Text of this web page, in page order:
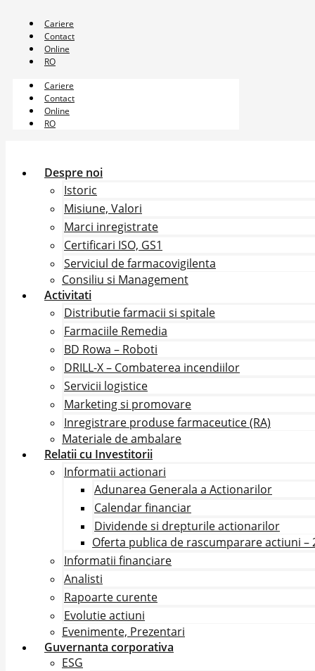
conținut
Cariere
Contact
Online
RO
Cariere
Contact
Online
RO
Despre noi
Istoric
Misiune, Valori
Marci inregistrate
Certificari ISO, GS1
Serviciul de farmacovigilenta
Consiliu si Management
Activitati
Distributie farmacii si spitale
Farmaciile Remedia
BD Rowa – Roboti
DRILL-X – Combaterea incendiilor
Servicii logistice
Marketing si promovare
Inregistrare produse farmaceutice (RA)
Materiale de ambalare
Relatii cu Investitorii
Informatii actionari
Adunarea Generala a Actionarilor
Calendar financiar
Dividende si drepturile actionarilor
Oferta publica de rascumparare actiuni –
Informatii financiare
Analisti
Rapoarte curente
Evolutie actiuni
Evenimente, Prezentari
Guvernanta corporativa
ESG